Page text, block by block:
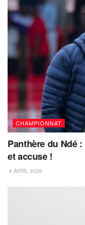
CHAMPIONNAT
Panthère du Ndé
et accuse !
4 AVRIL 2026